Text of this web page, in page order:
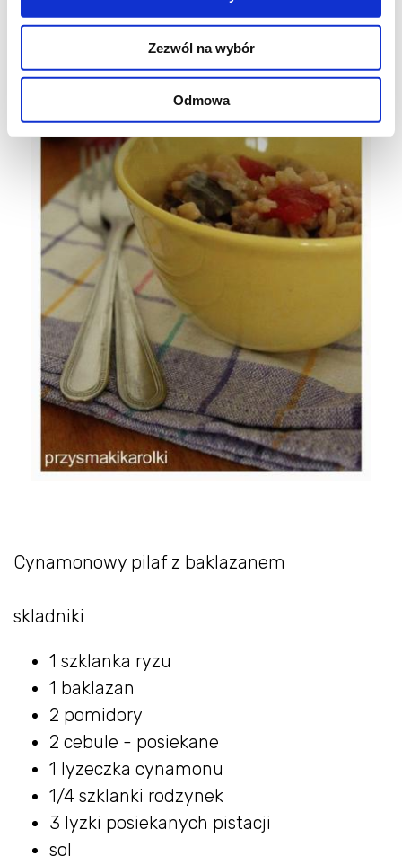
Zezwól na wybór
Odmowa
Cynamonowy pilaf z baklazanem
skladniki
1 szklanka ryzu
1 baklazan
2 pomidory
2 cebule - posiekane
1 lyzeczka cynamonu
1/4 szklanki rodzynek
3 lyzki posiekanych pistacji
sol